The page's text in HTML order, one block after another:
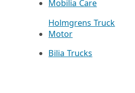
Mobilia Care
Holmgrens Truck
Motor
Bilia Trucks